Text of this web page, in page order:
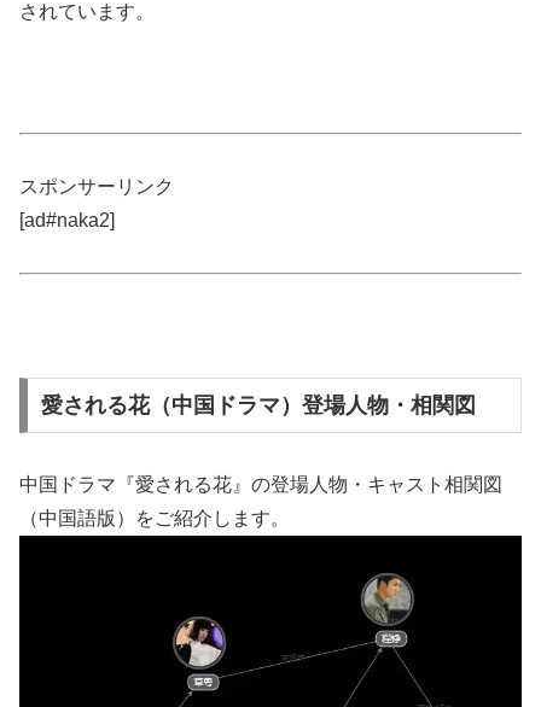
されています。
スポンサーリンク
[ad#naka2]
愛される花（中国ドラマ）登場人物・相関図
中国ドラマ『愛される花』の登場人物・キャスト相関図
（中国語版）をご紹介します。